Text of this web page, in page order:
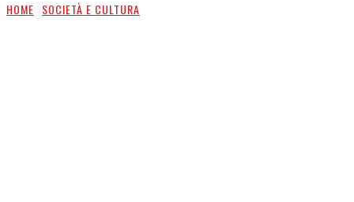
HOME SOCIETÀ E CULTURA